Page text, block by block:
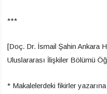
***
[Doç. Dr. İsmail Şahin Ankara
Uluslararası İlişkiler Bölümü
* Makalelerdeki fikirler yazarına